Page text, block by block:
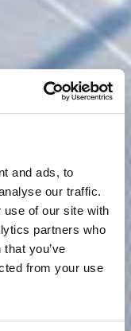
and ads, to
our traffic.
use of our site with
partners who
you’ve
from your use